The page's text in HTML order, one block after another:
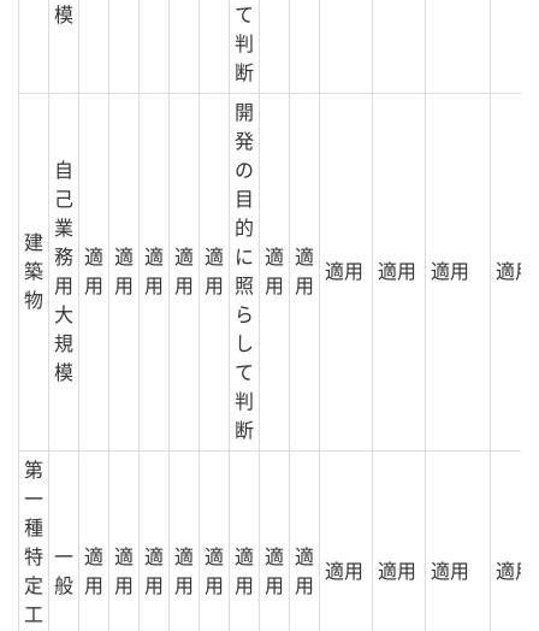
模
て
判
断
建
築
物
自
己
業
務
用
大
規
模
適
用
適
用
適
用
適
用
適
用
開
発
の
目
的
に
照
ら
し
て
判
断
適
用
適
用
適用 適用 適用 適用
第
一
種
特
定
工
一
般
適
用
適
用
適
用
適
用
適
用
適
用
適
用
適
用
適用 適用 適用 適用